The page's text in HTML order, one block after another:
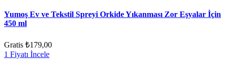
Yumoş Ev ve Tekstil Spreyi Orkide Yıkanması Zor Eşyalar İçin
450 ml
Gratis ₺179,00
1 Fiyatı İncele